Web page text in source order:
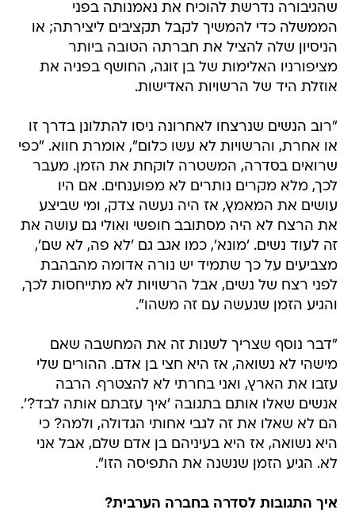
שהגיבורה נדרשת להוכיח את נאמנותה בפני
הממשלה כדי להמשיך לקבל תקציבים ליצירתה; או
הניסיון שלה להציל את חברתה הטובה ביותר
מציפורניו האלימות של בן זוגה, החושף בפניה את
אוזלת היד של הרשויות האדישות.
"רוב הנשים שנרצחו לאחרונה ניסו להתלונן בדרך זו
או אחרת, והרשויות לא עשו כלום", אומרת חווא. "כפי
שרואים בסדרה, המשטרה לוקחת את הזמן. מעבר
לכך, מלא מקרים נותרים לא מפוענחים. אם היו
עושים את המאמץ, אז היה נעשה צדק, ומי שביצע
את הרצח לא היה מסתובב חופשי ואולי גם עושה את
זה לעוד נשים. 'מונא', כמו אגב גם 'לא פה, לא שם',
מצביעים על כך שתמיד יש נורה אדומה מהבהבת
לפני רצח של נשים, אבל הרשויות לא מתייחסות לכך,
והגיע הזמן שנעשה עם זה משהו".
"דבר נוסף שצריך לשנות זה את המחשבה שאם
מישהי לא נשואה, אז היא חצי בן אדם. ההורים שלי
עזבו את הארץ, ואני בחרתי לא להצטרף. הרבה
אנשים שאלו אותם בתגובה 'איך עזבתם אותה לבד?'.
הם לא שאלו את זה לגבי אחותי הגדולה, ולמה? כי
היא נשואה, אז היא בעיניהם בן אדם שלם, אבל אני
לא. הגיע הזמן שנשנה את התפיסה הזו".
איך התגובות לסדרה בחברה הערבית?